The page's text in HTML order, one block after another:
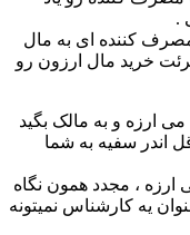
.
مصرف کننده ای به مال
خرید مال ارزون رو
یه ملکی که ۵ میلیارد می ارزه و به مالک بگید
نگاه عاقل اندر سفیه به شما
رو بگید ۴ میلیارد می ارزه ، مجدد همون نگاه
یه کارشناس نمیتونه